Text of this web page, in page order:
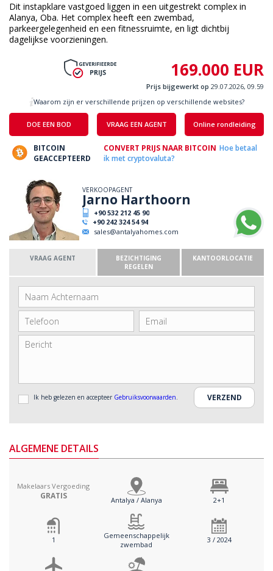
Dit instapklare vastgoed liggen in een uitgestrekt complex in
Alanya, Oba. Het complex heeft een zwembad,
parkeergelegenheid en een fitnessruimte, en ligt dichtbij
dagelijkse voorzieningen.
169.000 EUR
Prijs bijgewerkt op 29.07.2026, 09.59
DOE EEN BOD VRAAG EEN AGENT Online rondleiding
Waarom zijn er verschillende prijzen op verschillende websites?
BITCOIN
GEACCEPTEERD
CONVERT PRIJS NAAR BITCOIN Hoe betaal
ik met cryptovaluta?
VERKOOPAGENT
Jarno Harthoorn
+90 532 212 45 90
+90 242 324 54 94
sales@antalyahomes.com
VRAAG AGENT
BEZICHTIGING
REGELEN
KANTOORLOCATIE
Ik heb gelezen en accepteer Gebruiksvoorwaarden.
ALGEMENE DETAILS
Makelaars Vergoeding
GRATIS Antalya / Alanya 2+1
1
Gemeenschappelijk
zwembad
3 / 2024